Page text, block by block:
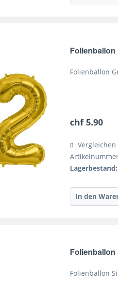
Folienballon
Folienballon
chf 5.90
Vergleichen
Lagerbestand:
Folienballon
Folienballon